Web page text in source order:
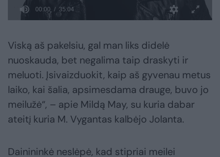
Viską aš pakelsiu, gal man liks didelė
nuoskauda, bet negalima taip draskyti ir
meluoti. Įsivaizduokit, kaip aš gyvenau metus
laiko, kai šalia, apsimesdama drauge, buvo jo
meilužė“, – apie Mildą May, su kuria dabar
ateitį kuria M. Vygantas kalbėjo Jolanta.
Dainininkė neslėpė, kad stipriai meilei